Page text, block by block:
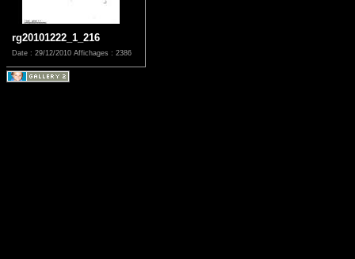
rg20101222_1_216
Date : 29/12/2010 Affichages : 2386